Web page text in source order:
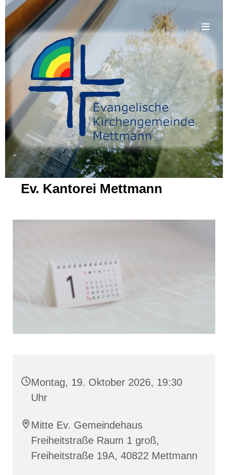
.
Ev. Kantorei Mettmann
Montag, 19. Oktober 2026, 19:30
Uhr
Mitte Ev. Gemeindehaus
Freiheitstraße Raum 1 groß,
Freiheitstraße 19A, 40822 Mettmann